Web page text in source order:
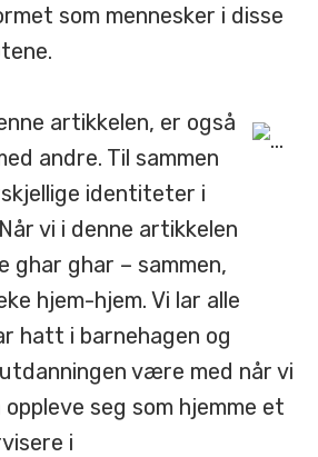
som mennesker i disse
artikkelen, er også
andre. Til sammen
identiteter i
vi i denne artikkelen
ghar ghar – sammen,
hjem-hjem. Vi lar alle
hatt i barnehagen og
være med når vi
seg som hjemme et
i